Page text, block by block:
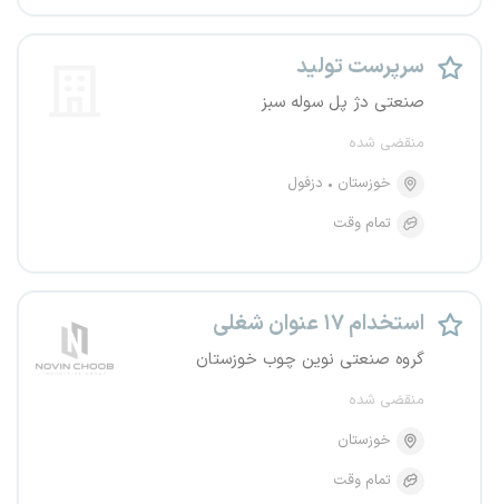
سرپرست تولید
صنعتی دژ پل سوله سبز
منقضی شده
خوزستان
دزفول
تمام وقت
استخدام ۱۷ عنوان شغلی
گروه صنعتی نوین چوب خوزستان
منقضی شده
خوزستان
تمام وقت